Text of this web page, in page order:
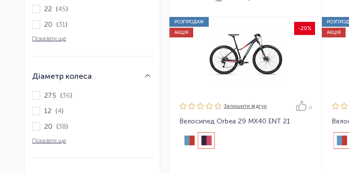
22 (45)
20 (31)
Показати ще
Діаметр колеса
27.5 (36)
12 (4)
20 (38)
Показати ще
РОЗПРОДАЖ
-20%
АКЦІЯ
Залишити вiдгук 0
Велосипед Orbea 29 MX40 ENT 21
АКЦІЯ